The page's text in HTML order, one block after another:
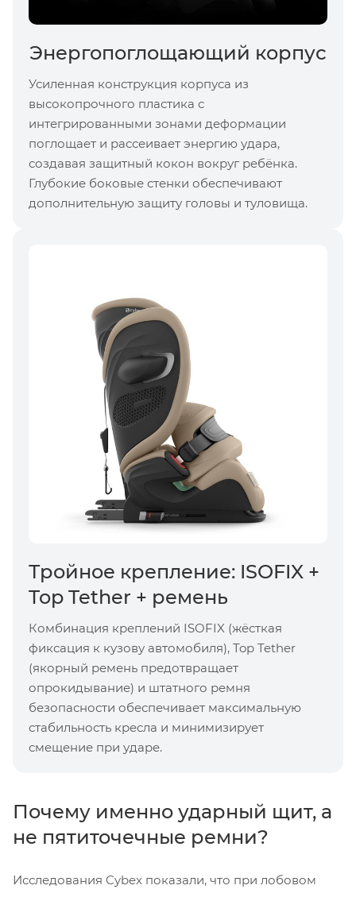
Энергопоглощающий корпус
Усиленная конструкция корпуса из
высокопрочного пластика с
интегрированными зонами деформации
поглощает и рассеивает энергию удара,
создавая защитный кокон вокруг ребёнка.
Глубокие боковые стенки обеспечивают
дополнительную защиту головы и туловища.
Тройное крепление: ISOFIX +
Top Tether + ремень
Комбинация креплений ISOFIX (жёсткая
фиксация к кузову автомобиля), Top Tether
(якорный ремень предотвращает
опрокидывание) и штатного ремня
безопасности обеспечивает максимальную
стабильность кресла и минимизирует
смещение при ударе.
Почему именно ударный щит, а
не пятиточечные ремни?
Исследования Cybex показали, что при лобовом